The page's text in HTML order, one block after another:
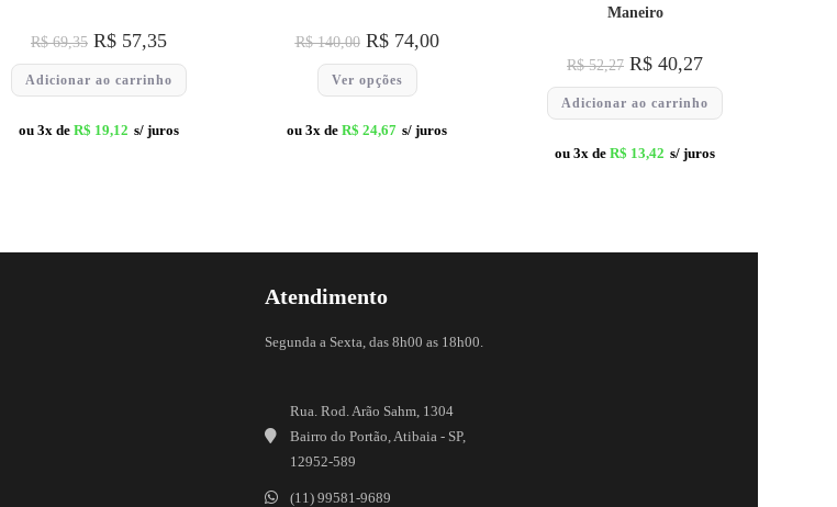
R$69,35 R$ 57,35
Adicionar ao carrinho
ou 3x de R$ 19,12 s/ juros
R$140,00 R$74,00
Ver opções
ou 3x de R$ 24,67 s/ juros
Maneiro
R$52,27 R$ 40,27
Adicionar ao carrinho
ou 3x de R$ 13,42 s/ juros
Atendimento
Segunda a Sexta, das 8h00 as 18h00.
Rua. Rod. Arão Sahm, 1304
Bairro do Portão, Atibaia - SP,
12952-589
(11) 99581-9689